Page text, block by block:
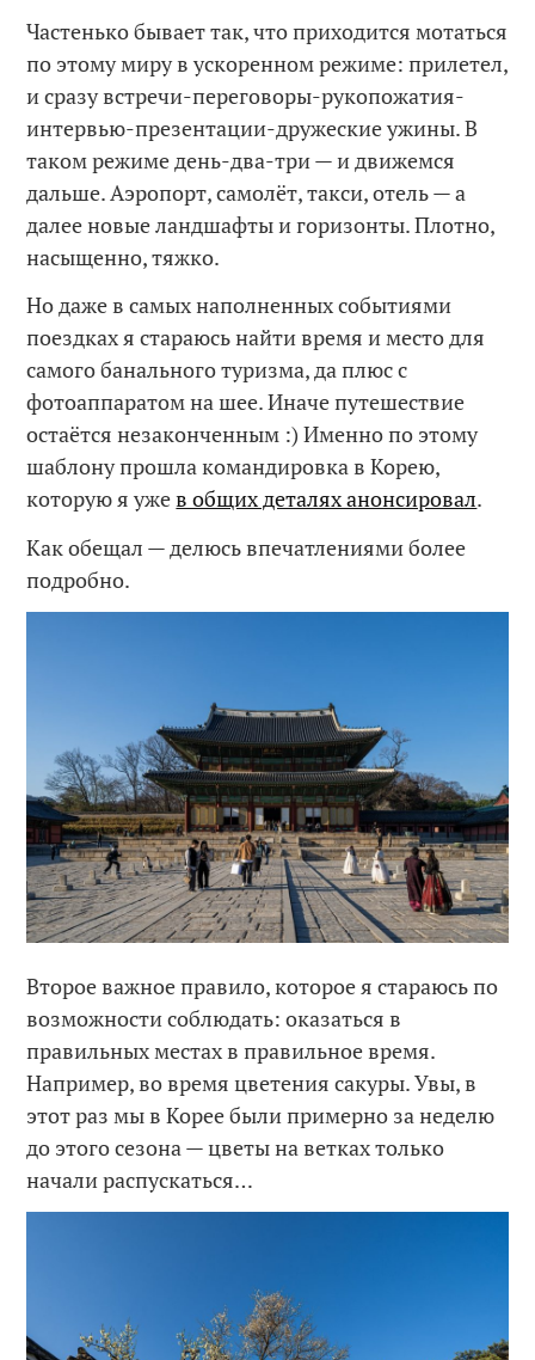
Частенько бывает так, что приходится мотаться
по этому миру в ускоренном режиме: прилетел,
и сразу встречи-переговоры-рукопожатия-
интервью-презентации-дружеские ужины. В
таком режиме день-два-три — и движемся
дальше. Аэропорт, самолёт, такси, отель — а
далее новые ландшафты и горизонты. Плотно,
насыщенно, тяжко.
Но даже в самых наполненных событиями
поездках я стараюсь найти время и место для
самого банального туризма, да плюс с
фотоаппаратом на шее. Иначе путешествие
остаётся незаконченным :) Именно по этому
шаблону прошла командировка в Корею,
которую я ужев общих деталях анонсировал.
Как обещал — делюсь впечатлениями более
подробно.
Второе важное правило, которое я стараюсь по
возможности соблюдать: оказаться в
правильных местах в правильное время.
Например, во время цветения сакуры. Увы, в
этот раз мы в Корее были примерно за неделю
до этого сезона — цветы на ветках только
начали распускаться…